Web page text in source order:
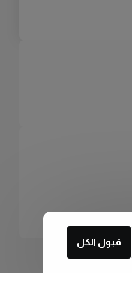
قبول الكل